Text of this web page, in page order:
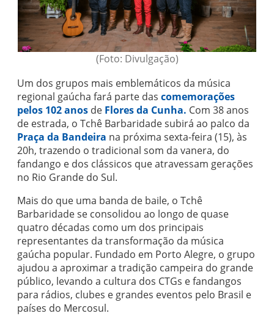
(Foto: Divulgação)
Um dos grupos mais emblemáticos da música
regional gaúcha fará parte das comemorações
pelos 102 anos de Flores da Cunha. Com 38 anos
de estrada, o Tchê Barbaridade subirá ao palco da
Praça da Bandeira na próxima sexta-feira (15), às
20h, trazendo o tradicional som da vanera, do
fandango e dos clássicos que atravessam gerações
no Rio Grande do Sul.
Mais do que uma banda de baile, o Tchê
Barbaridade se consolidou ao longo de quase
quatro décadas como um dos principais
representantes da transformação da música
gaúcha popular. Fundado em Porto Alegre, o grupo
ajudou a aproximar a tradição campeira do grande
público, levando a cultura dos CTGs e fandangos
para rádios, clubes e grandes eventos pelo Brasil e
países do Mercosul.